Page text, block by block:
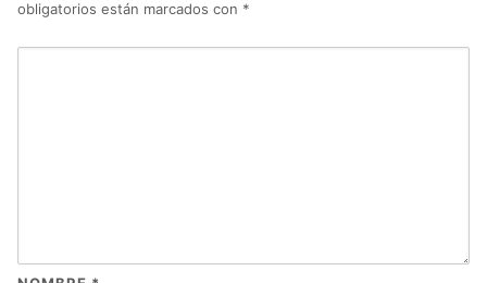
obligatorios están marcados con *